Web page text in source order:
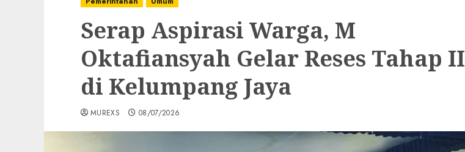
‎Serap Aspirasi Warga, M
Oktafiansyah Gelar Reses Tahap II
di Kelumpang Jaya
MUREXS 08/07/2026